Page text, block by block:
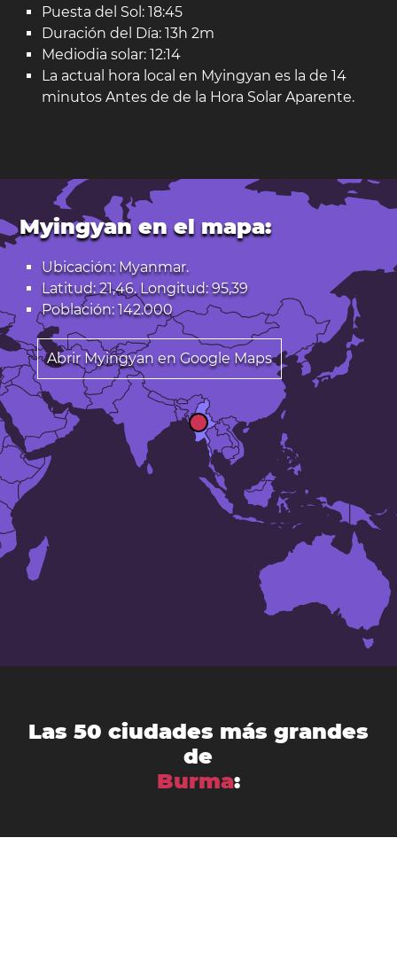
Puesta del Sol: 18:45
Duración del Día: 13h 2m
Mediodia solar: 12:14
La actual hora local en Myingyan es la de 14
minutos Antes de de la Hora Solar Aparente.
Myingyan en el mapa:
Ubicación: Myanmar.
Latitud: 21,46. Longitud: 95,39
Población: 142.000
Abrir Myingyan en Google Maps
Las 50 ciudades más grandes
de
Burma: